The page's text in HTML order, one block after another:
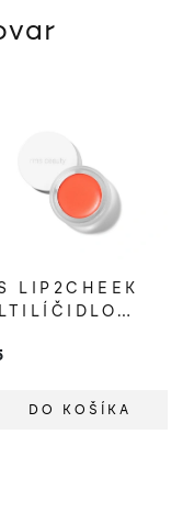
LIP2CHEEK
DO KOŠÍKA